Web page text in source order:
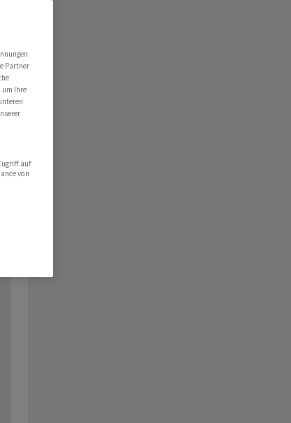
Partner
um Ihre
auf
von